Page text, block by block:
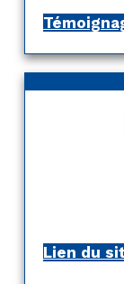
Lien du